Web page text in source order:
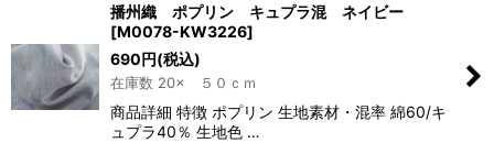
播州織 ポプリン キュプラ混 ネイビー
[M0078-KW3226]
690円(税込)
在庫数 20× ５０ｃｍ
商品詳細 特徴 ポプリン 生地素材・混率 綿60/キ
ュプラ40％ 生地色 …